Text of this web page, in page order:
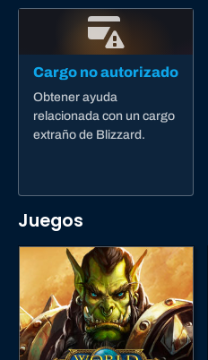
Cargo no autorizado
Obtener ayuda
relacionada con un cargo
extraño de Blizzard.
Juegos